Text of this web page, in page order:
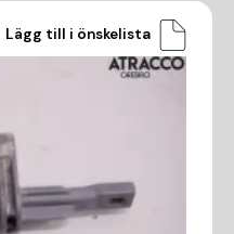
Lägg till i önskelista